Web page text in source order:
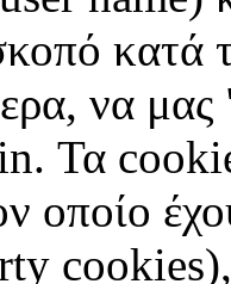
κατά
να μας
Τα
οποίο